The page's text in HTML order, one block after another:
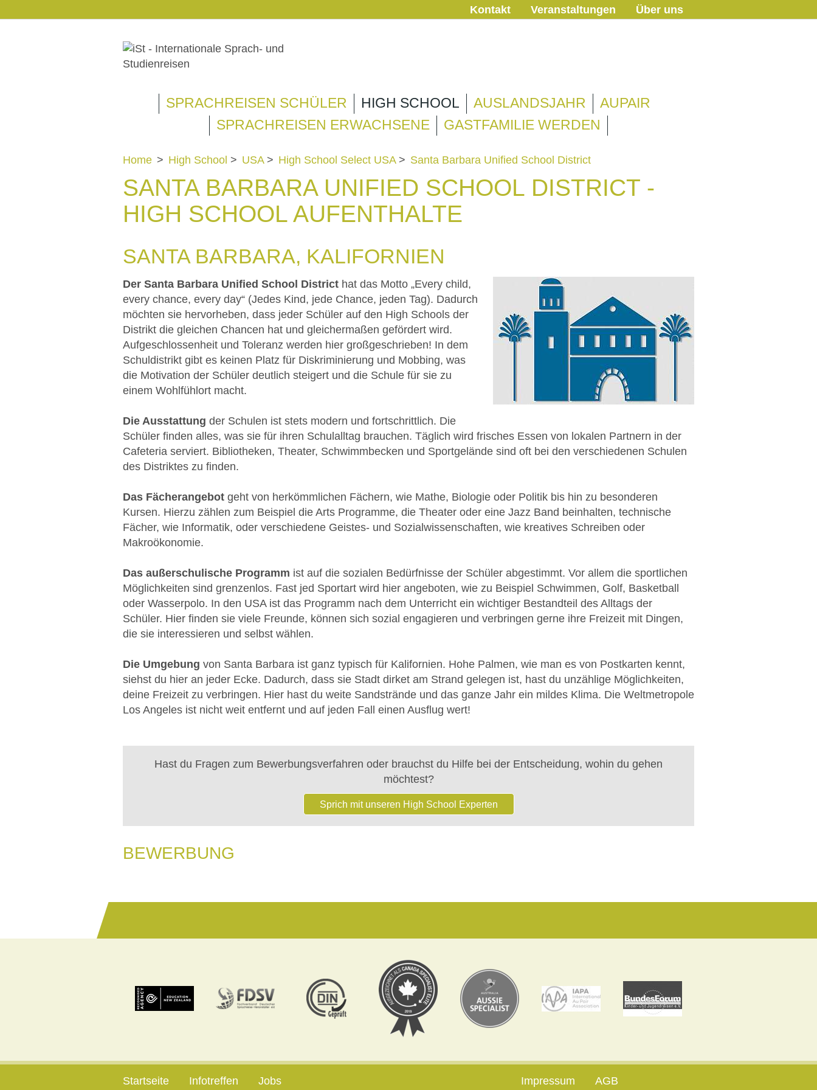
Kontakt Veranstaltungen Über uns
SPRACHREISEN SCHÜLER HIGH SCHOOL AUSLANDSJAHR
AUPAIR
SPRACHREISEN ERWACHSENE
GASTFAMILIE WERDEN
Home > High School > USA> High School Select USA> Santa Barbara Unified School District
SANTA BARBARA UNIFIED SCHOOL DISTRICT -
HIGH SCHOOL AUFENTHALTE
SANTA BARBARA, KALIFORNIEN
Der Santa Barbara Unified School District hat das Motto „Every child,
every chance, every day“ (Jedes Kind, jede Chance, jeden Tag). Dadurch
möchten sie hervorheben, dass jeder Schüler auf den High Schools der
Distrikt die gleichen Chancen hat und gleichermaßen gefördert wird.
Aufgeschlossenheit und Toleranz werden hier großgeschrieben! In dem
Schuldistrikt gibt es keinen Platz für Diskriminierung und Mobbing, was
die Motivation der Schüler deutlich steigert und die Schule für sie zu
einem Wohlfühlort macht.
Die Ausstattung der Schulen ist stets modern und fortschrittlich. Die
Schüler finden alles, was sie für ihren Schulalltag brauchen. Täglich wird frisches Essen von lokalen Partnern in der
Cafeteria serviert. Bibliotheken, Theater, Schwimmbecken und Sportgelände sind oft bei den verschiedenen Schulen
des Distriktes zu finden.
Das Fächerangebot geht von herkömmlichen Fächern, wie Mathe, Biologie oder Politik bis hin zu besonderen
Kursen. Hierzu zählen zum Beispiel die Arts Programme, die Theater oder eine Jazz Band beinhalten, technische
Fächer, wie Informatik, oder verschiedene Geistes- und Sozialwissenschaften, wie kreatives Schreiben oder
Makroökonomie.
Das außerschulische Programm ist auf die sozialen Bedürfnisse der Schüler abgestimmt. Vor allem die sportlichen
Möglichkeiten sind grenzenlos. Fast jed Sportart wird hier angeboten, wie zu Beispiel Schwimmen, Golf, Basketball
oder Wasserpolo. In den USA ist das Programm nach dem Unterricht ein wichtiger Bestandteil des Alltags der
Schüler. Hier finden sie viele Freunde, können sich sozial engagieren und verbringen gerne ihre Freizeit mit Dingen,
die sie interessieren und selbst wählen.
Die Umgebung von Santa Barbara ist ganz typisch für Kalifornien. Hohe Palmen, wie man es von Postkarten kennt,
siehst du hier an jeder Ecke. Dadurch, dass sie Stadt dirket am Strand gelegen ist, hast du unzählige Möglichkeiten,
deine Freizeit zu verbringen. Hier hast du weite Sandstrände und das ganze Jahr ein mildes Klima. Die Weltmetropole
Los Angeles ist nicht weit entfernt und auf jeden Fall einen Ausflug wert!
Hast du Fragen zum Bewerbungsverfahren oder brauchst du Hilfe bei der Entscheidung, wohin du gehen
möchtest?
Sprich mit unseren High School Experten
BEWERBUNG
Startseite Infotreffen Jobs Impressum
AGB